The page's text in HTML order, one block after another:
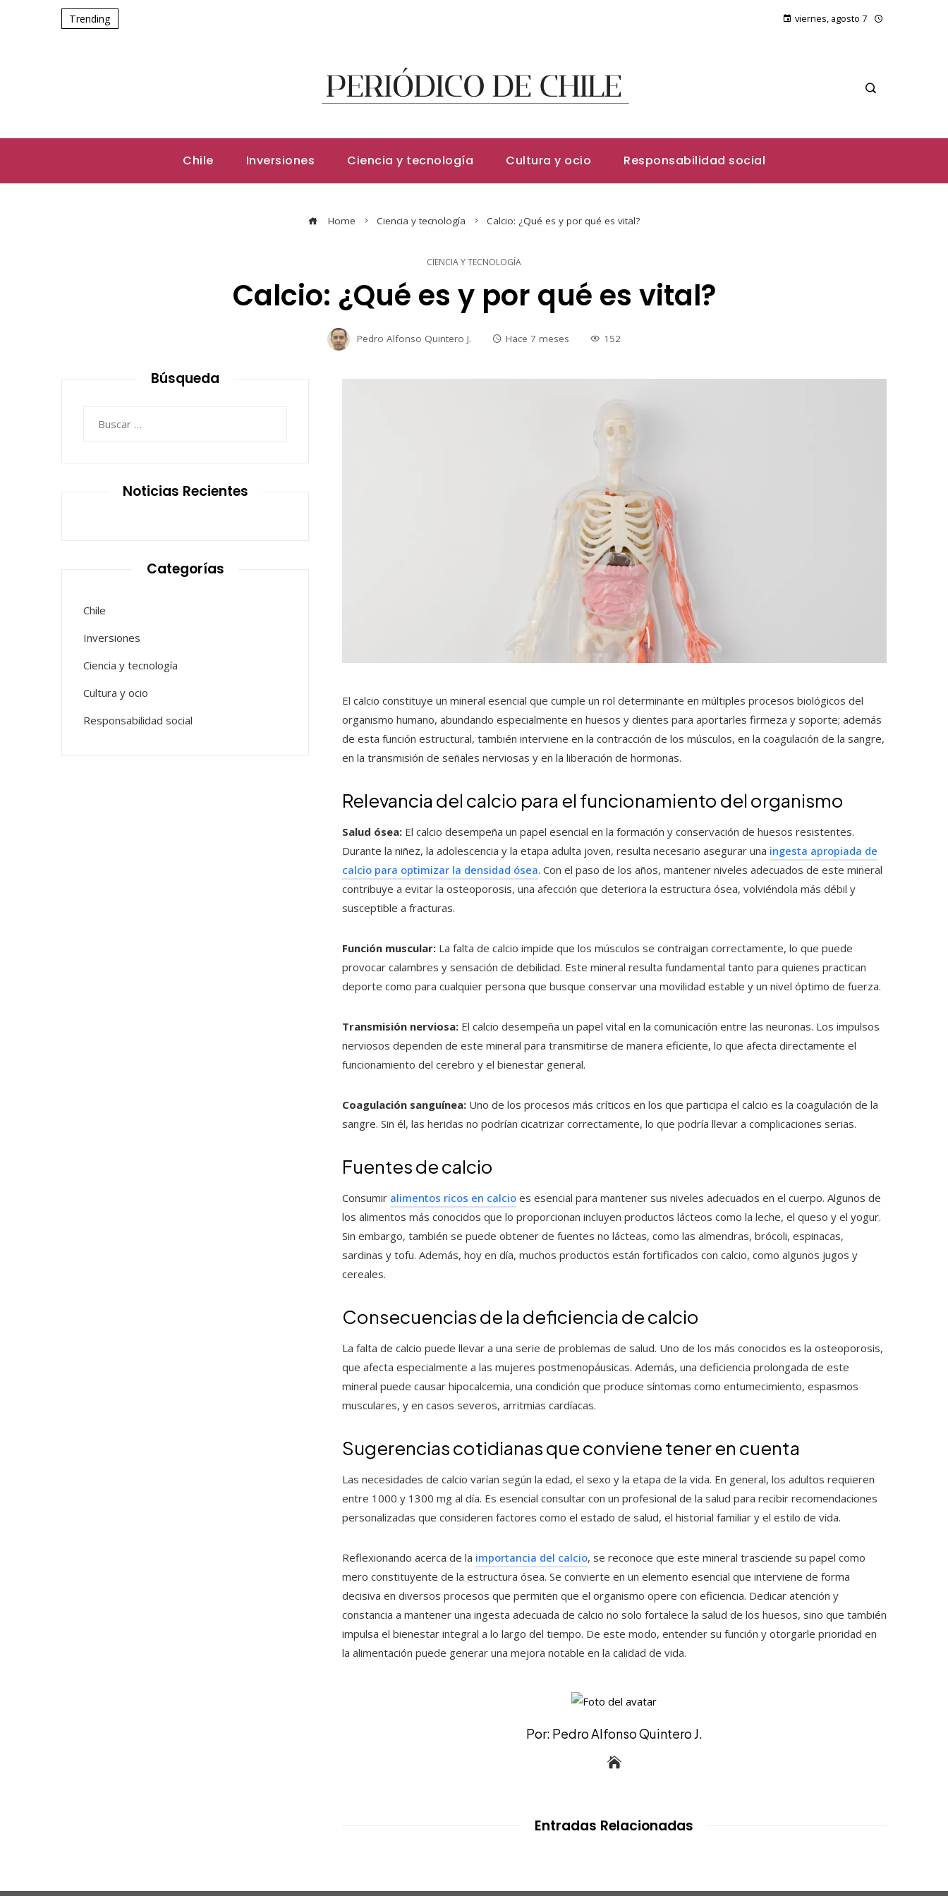
Trending viernes, agosto 7
Chile Inversiones Ciencia y tecnología Cultura y ocio Responsabilidad social
Home Ciencia y tecnología Calcio: ¿Qué es y por qué es vital?
CIENCIA Y TECNOLOGÍA
Calcio: ¿Qué es y por qué es vital?
Pedro Alfonso Quintero J. Hace 7 meses 152
El calcio constituye un mineral esencial que cumple un rol determinante en múltiples procesos biológicos del
organismo humano, abundando especialmente en huesos y dientes para aportarles firmeza y soporte; además
de esta función estructural, también interviene en la contracción de los músculos, en la coagulación de la sangre,
en la transmisión de señales nerviosas y en la liberación de hormonas.
Relevancia del calcio para el funcionamiento del organismo
Salud ósea:El calcio desempeña un papel esencial en la formación y conservación de huesos resistentes.
Durante la niñez, la adolescencia y la etapa adulta joven, resulta necesario asegurar una ingesta apropiada de
calcio para optimizar la densidad ósea. Con el paso de los años, mantener niveles adecuados de este mineral
contribuye a evitar la osteoporosis, una afección que deteriora la estructura ósea, volviéndola más débil y
susceptible a fracturas.
Función muscular:La falta de calcio impide que los músculos se contraigan correctamente, lo que puede
provocar calambres y sensación de debilidad. Este mineral resulta fundamental tanto para quienes practican
deporte como para cualquier persona que busque conservar una movilidad estable y un nivel óptimo de fuerza.
Transmisión nerviosa:El calcio desempeña un papel vital en la comunicación entre las neuronas. Los impulsos
nerviosos dependen de este mineral para transmitirse de manera eficiente, lo que afecta directamente el
funcionamiento del cerebro y el bienestar general.
Coagulación sanguínea:Uno de los procesos más críticos en los que participa el calcio es la coagulación de la
sangre. Sin él, las heridas no podrían cicatrizar correctamente, lo que podría llevar a complicaciones serias.
Fuentes de calcio
Consumir alimentos ricos en calcioes esencial para mantener sus niveles adecuados en el cuerpo. Algunos de
los alimentos más conocidos que lo proporcionan incluyen productos lácteos como la leche, el queso y el yogur.
Sin embargo, también se puede obtener de fuentes no lácteas, como las almendras, brócoli, espinacas,
sardinas y tofu. Además, hoy en día, muchos productos están fortificados con calcio, como algunos jugos y
cereales.
Consecuencias de la deficiencia de calcio
La falta de calcio puede llevar a una serie de problemas de salud. Uno de los más conocidos es la osteoporosis,
que afecta especialmente a las mujeres postmenopáusicas. Además, una deficiencia prolongada de este
mineral puede causar hipocalcemia, una condición que produce síntomas como entumecimiento, espasmos
musculares, y en casos severos, arritmias cardíacas.
Sugerencias cotidianas que conviene tener en cuenta
Las necesidades de calcio varían según la edad, el sexo y la etapa de la vida. En general, los adultos requieren
entre 1000 y 1300 mg al día. Es esencial consultar con un profesional de la salud para recibir recomendaciones
personalizadas que consideren factores como el estado de salud, el historial familiar y el estilo de vida.
Reflexionando acerca de la importancia del calcio, se reconoce que este mineral trasciende su papel como
mero constituyente de la estructura ósea. Se convierte en un elemento esencial que interviene de forma
decisiva en diversos procesos que permiten que el organismo opere con eficiencia. Dedicar atención y
constancia a mantener una ingesta adecuada de calcio no solo fortalece la salud de los huesos, sino que también
impulsa el bienestar integral a lo largo del tiempo. De este modo, entender su función y otorgarle prioridad en
la alimentación puede generar una mejora notable en la calidad de vida.
Por: Pedro Alfonso Quintero J.
Entradas Relacionadas
Búsqueda
Noticias Recientes
Categorías
Chile
Inversiones
Ciencia y tecnología
Cultura y ocio
Responsabilidad social